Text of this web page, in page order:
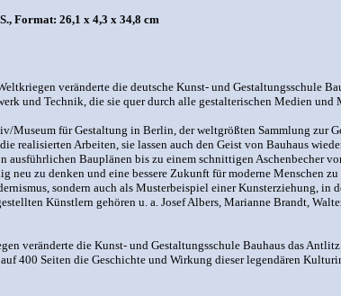
Format: 26,1 x 4,3 x 34,8 cm
veränderte die deutsche Kunst- und Gestaltungsschule
und Technik, die sie quer durch alle gestalterischen Medien und
Museum für Gestaltung in Berlin, der weltgrößten Sammlung zur
realisierten Arbeiten, sie lassen auch den Geist von Bauhaus
Bauplänen bis zu einem schnittigen Aschenbecher
zu denken und eine bessere Zukunft für moderne Menschen zu
sondern auch als Musterbeispiel einer Kunsterziehung, in
Künstlern gehören u. a. Josef Albers, Marianne Brandt,
veränderte die Kunst- und Gestaltungsschule Bauhaus das
400 Seiten die Geschichte und Wirkung dieser legendären